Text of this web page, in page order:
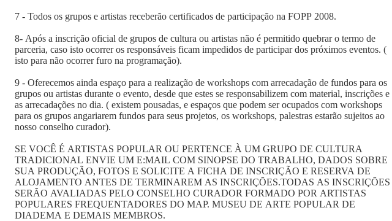
7 - Todos os grupos e artistas receberão certificados de participação na FOPP 2008.
8- Após a inscrição oficial de grupos de cultura ou artistas não é permitido quebrar o termo de
parceria, caso isto ocorrer os responsáveis ficam impedidos de participar dos próximos eventos. (
isto para não ocorrer furo na programação).
9 - Oferecemos ainda espaço para a realização de workshops com arrecadação de fundos para os
grupos ou artistas durante o evento, desde que estes se responsabilizem com material, inscrições e
as arrecadações no dia. ( existem pousadas, e espaços que podem ser ocupados com workshops
para os grupos angariarem fundos para seus projetos, os workshops, palestras estarão sujeitos ao
nosso conselho curador).
SE VOCÊ É ARTISTAS POPULAR OU PERTENCE À UM GRUPO DE CULTURA
TRADICIONAL ENVIE UM E:MAIL COM SINOPSE DO TRABALHO, DADOS SOBRE
SUA PRODUÇÃO, FOTOS E SOLICITE A FICHA DE INSCRIÇÃO E RESERVA DE
ALOJAMENTO ANTES DE TERMINAREM AS INSCRIÇÕES.TODAS AS INSCRIÇÕES
SERÃO AVALIADAS PELO CONSELHO CURADOR FORMADO POR ARTISTAS
POPULARES FREQUENTADORES DO MAP. MUSEU DE ARTE POPULAR DE
DIADEMA E DEMAIS MEMBROS.